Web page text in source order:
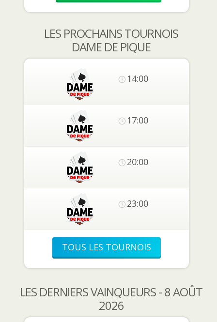
LES PROCHAINS TOURNOIS
DAME DE PIQUE
14:00
17:00
20:00
23:00
TOUS LES TOURNOIS
LES DERNIERS VAINQUEURS - 8 AOÛT
2026